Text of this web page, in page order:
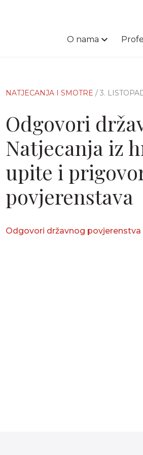
O nama
NATJECANJA I SMOTRE / 3.
Odgovori
Natjecanja iz
upite i
povjerenstava
Odgovori državnog